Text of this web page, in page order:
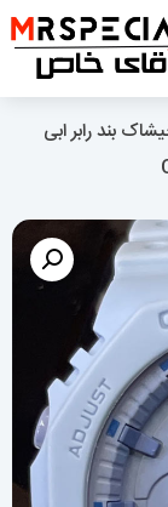
بند رابر ابی